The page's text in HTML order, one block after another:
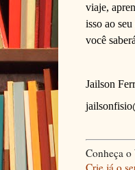
viaje,
isso ao
você
Jailson
Conheça o